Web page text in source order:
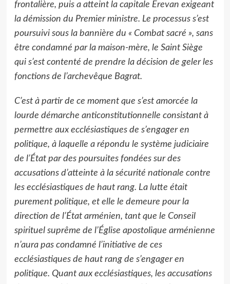
frontalière, puis a atteint la capitale Erevan exigeant
la démission du Premier ministre. Le processus s’est
poursuivi sous la bannière du « Combat sacré », sans
être condamné par la maison-mère, le Saint Siège
qui s’est contenté de prendre la décision de geler les
fonctions de l’archevêque Bagrat.
C’est à partir de ce moment que s’est amorcée la
lourde démarche anticonstitutionnelle consistant à
permettre aux ecclésiastiques de s’engager en
politique, à laquelle a répondu le système judiciaire
de l’État par des poursuites fondées sur des
accusations d’atteinte à la sécurité nationale contre
les ecclésiastiques de haut rang. La lutte était
purement politique, et elle le demeure pour la
direction de l’État arménien, tant que le Conseil
spirituel suprême de l’Église apostolique arménienne
n’aura pas condamné l’initiative de ces
ecclésiastiques de haut rang de s’engager en
politique. Quant aux ecclésiastiques, les accusations